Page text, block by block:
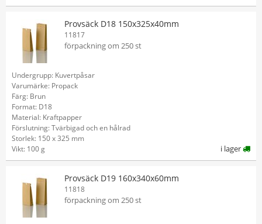
Provsäck D18 150x325x40mm
11817
förpackning om 250 st
Undergrupp: Kuvertpåsar
Varumärke: Propack
Färg: Brun
Format: D18
Material: Kraftpapper
Förslutning: Tvärbigad och en hålrad
Storlek: 150 x 325 mm
Vikt: 100 g
i lager
Provsäck D19 160x340x60mm
11818
förpackning om 250 st